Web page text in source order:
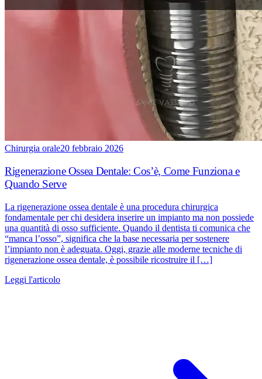
Chirurgia orale20 febbraio 2026
Rigenerazione Ossea Dentale: Cos’è, Come Funziona e
Quando Serve
La rigenerazione ossea dentale è una procedura chirurgica
fondamentale per chi desidera inserire un impianto ma non possiede
una quantità di osso sufficiente. Quando il dentista ti comunica che
“manca l’osso”, significa che la base necessaria per sostenere
l’impianto non è adeguata. Oggi, grazie alle moderne tecniche di
rigenerazione ossea dentale, è possibile ricostruire il […]
Leggi l'articolo